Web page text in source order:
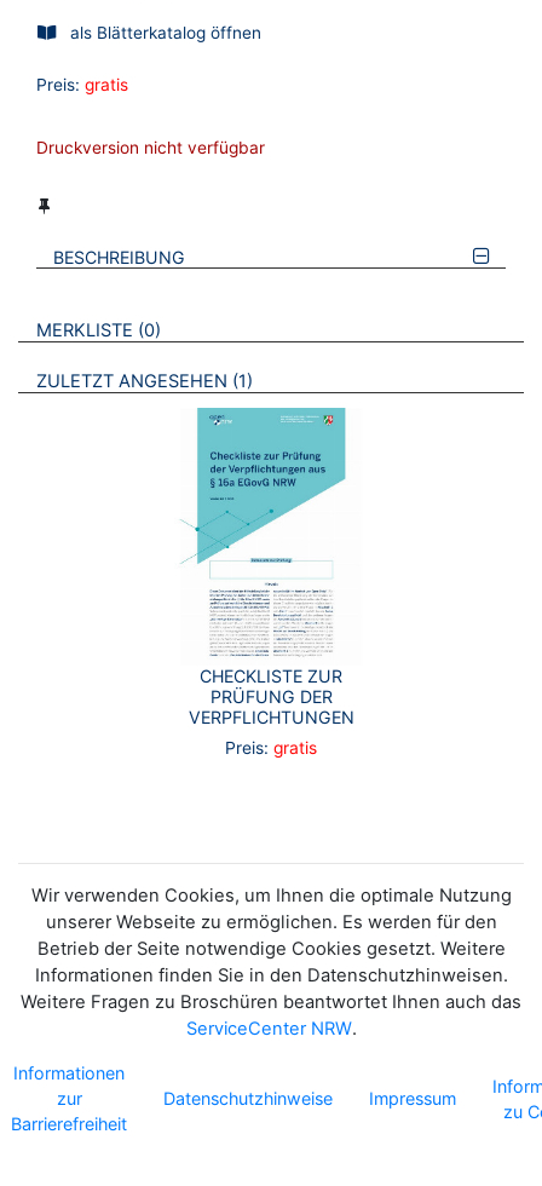
als Blätterkatalog öffnen
Preis: gratis
Druckversion nicht verfügbar
BESCHREIBUNG
VERWEISE AUF VERMERKTE- ODER ZULETZT ANGESEHENE
MERKLISTE 0 BROSCHÜREN
ZULETZT ANGESEHEN 1 BROSCHÜREN
CHECKLISTE ZUR
PRÜFUNG DER
VERPFLICHTUNGEN
Preis: gratis
Wir verwenden Cookies, um Ihnen die optimale Nutzung
unserer Webseite zu ermöglichen. Es werden für den
Betrieb der Seite notwendige Cookies gesetzt. Weitere
Informationen finden Sie in den Datenschutzhinweisen.
Weitere Fragen zu Broschüren beantwortet Ihnen auch das
ServiceCenter NRW.
Informationen
zur
Barrierefreiheit
Datenschutzhinweise Impressum
zu